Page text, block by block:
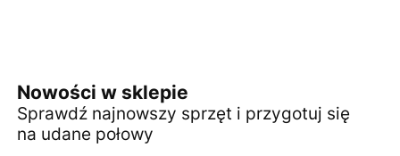
Nowości w sklepie
Sprawdź najnowszy sprzęt i przygotuj się
na udane połowy